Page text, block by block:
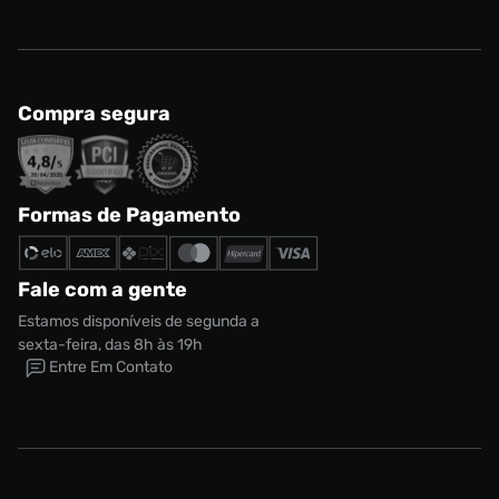
Compra segura
Formas de Pagamento
Fale com a gente
Estamos disponíveis de segunda a
sexta-feira, das 8h às 19h
Entre Em Contato